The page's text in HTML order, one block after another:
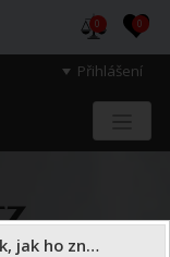
Přihlášení
0 0
Nastavení cookies: Aby web zůstal tak, jak ho znáte